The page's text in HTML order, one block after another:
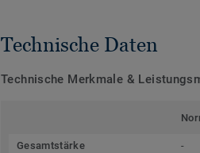
Technische Daten
Technische Merkmale &
Gesamtstärke -